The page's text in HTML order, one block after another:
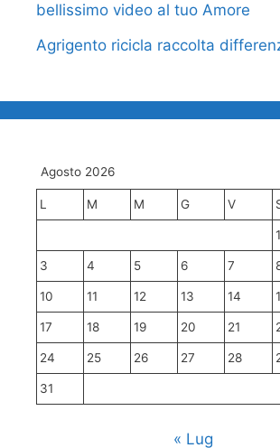
bellissimo video al tuo Amore
Agrigento ricicla raccolta
Agosto 2026
L M M G V
1
3 4 5 6 7
10 11 12 13 14
17 18 19 20 21
24 25 26 27 28
31
« Lug